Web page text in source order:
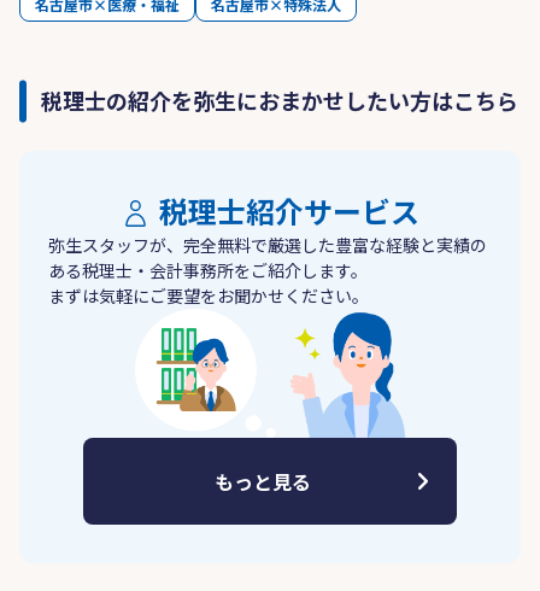
名古屋市×医療・福祉
名古屋市×特殊法人
税理士の紹介を弥生におまかせしたい方はこちら
税理士紹介サービス
弥生スタッフが、完全無料で厳選した豊富な経験と実績の
ある税理士・会計事務所をご紹介します。
まずは気軽にご要望をお聞かせください。
もっと見る